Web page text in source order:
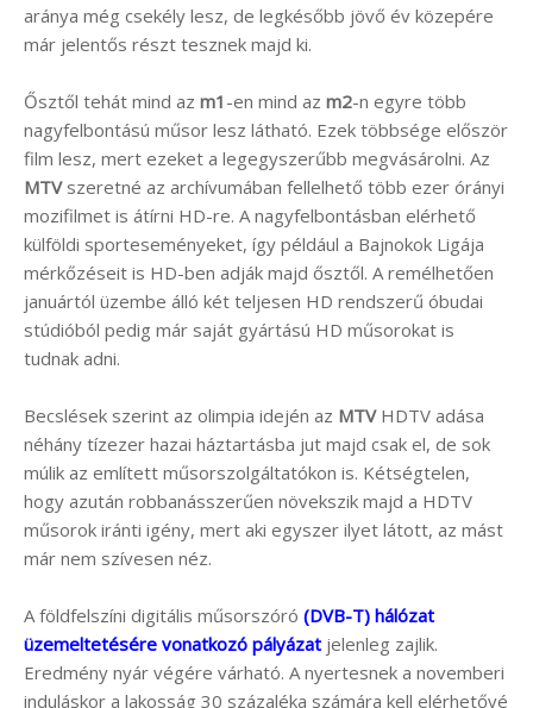
aránya még csekély lesz, de legkésőbb jövő év közepére
már jelentős részt tesznek majd ki.
Ősztől tehát mind az m1 -en mind az m2-n egyre több
nagyfelbontású műsor lesz látható. Ezek többsége először
film lesz, mert ezeket a legegyszerűbb megvásárolni. Az
MTVszeretné az archívumában fellelhető több ezer órányi
mozifilmet is átírni HD-re. A nagyfelbontásban elérhető
külföldi sporteseményeket, így például a Bajnokok Ligája
mérkőzéseit is HD-ben adják majd ősztől. A remélhetően
januártól üzembe álló két teljesen HD rendszerű óbudai
stúdióból pedig már saját gyártású HD műsorokat is
tudnak adni.
Becslések szerint az olimpia idején az MTVHDTV adása
néhány tízezer hazai háztartásba jut majd csak el, de sok
múlik az említett műsorszolgáltatókon is. Kétségtelen,
hogy azután robbanásszerűen növekszik majd a HDTV
műsorok iránti igény, mert aki egyszer ilyet látott, az mást
már nem szívesen néz.
A földfelszíni digitális műsorszóró (DVB-T) hálózat
üzemeltetésére vonatkozó pályázat jelenleg zajlik.
Eredmény nyár végére várható. A nyertesnek a novemberi
induláskor a lakosság 30 százaléka számára kell elérhetővé